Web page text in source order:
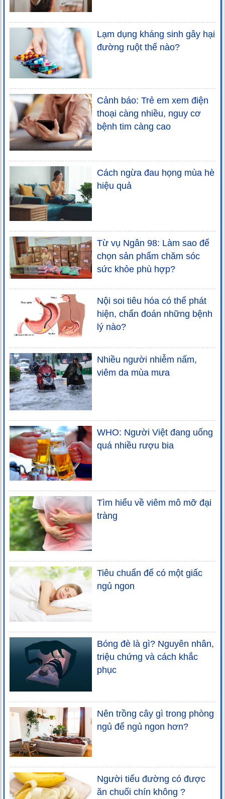
Lạm dụng kháng sinh gây hại
đường ruột thế nào?
Cảnh báo: Trẻ em xem điện
thoại càng nhiều, nguy cơ
bệnh tim càng cao
Cách ngừa đau họng mùa hè
hiệu quả
Từ vụ Ngân 98: Làm sao để
chọn sản phẩm chăm sóc
sức khỏe phù hợp?
Nội soi tiêu hóa có thể phát
hiện, chẩn đoán những bệnh
lý nào?
Nhiều người nhiễm nấm,
viêm da mùa mưa
WHO: Người Việt đang uống
quá nhiều rượu bia
Tìm hiểu về viêm mô mỡ đại
tràng
Tiêu chuẩn để có một giấc
ngủ ngon
Bóng đè là gì? Nguyên nhân,
triệu chứng và cách khắc
phục
Nên trồng cây gì trong phòng
ngủ để ngủ ngon hơn?
Người tiểu đường có được
ăn chuối chín không ?